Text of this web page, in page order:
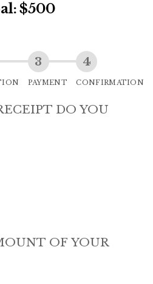
$500
PAYMENT CONFIRMATION
DO YOU
OF YOUR